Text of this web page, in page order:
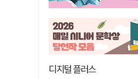
디지털 플러스